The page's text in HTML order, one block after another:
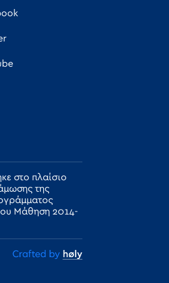
στο πλαίσιο
της
Μάθηση 2014-